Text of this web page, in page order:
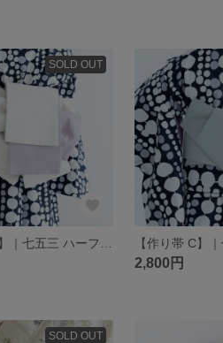
SOLD OUT
2,800円
SOLD OUT